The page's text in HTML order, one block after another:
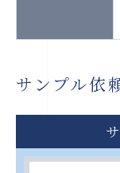
サンプル依